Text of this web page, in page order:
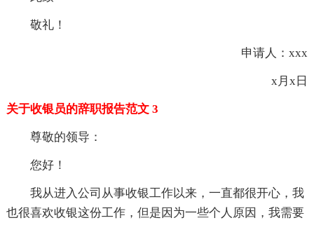
敬礼！
申请人：xxx
x月x日
关于收银员的辞职报告范文 3
尊敬的领导：
您好！
我从进入公司从事收银工作以来，一直都很开心，我
也很喜欢收银这份工作，但是因为一些个人原因，我需要